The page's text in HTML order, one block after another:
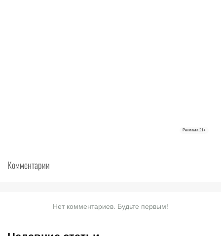
Реклама 21+
Комментарии
Нет комментариев. Будьте первым!